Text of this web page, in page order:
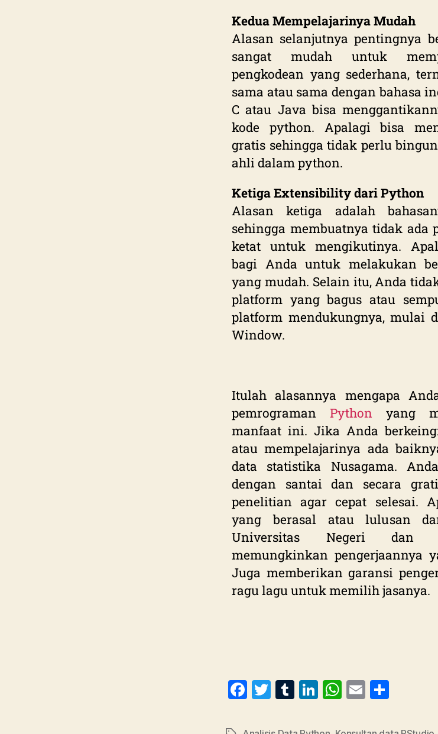
Kedua Mempelajarinya Mudah
Alasan selanjutnya pentingnya
sangat mudah untuk
pengkodean yang sederhana,
sama atau sama dengan bahasa
C atau Java bisa
kode python. Apalagi bisa
gratis sehingga tidak perlu
ahli dalam python.
Ketiga Extensibility dari Python
Alasan ketiga adalah
sehingga membuatnya tidak ada
ketat untuk mengikutinya.
bagi Anda untuk melakukan
yang mudah. Selain itu, Anda
platform yang bagus atau
platform mendukungnya, mulai
Window.
Itulah alasannya mengapa
pemrograman Python yang
manfaat ini. Jika Anda
atau mempelajarinya ada
data statistika Nusagama.
dengan santai dan secara
penelitian agar cepat selesai.
yang berasal atau lulusan
Universitas Negeri dan
memungkinkan pengerjaannya
Juga memberikan garansi
ragu lagu untuk memilih jasanya.
F
c
T
itt
T
m
Li
k
W
at
E
ai a